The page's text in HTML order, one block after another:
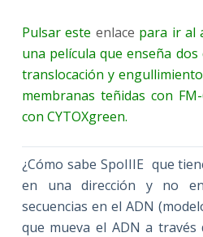
Pulsar este enlace para ir al
una película que enseña
translocación y
membranas teñidas con
con CYTOXgreen.
¿Cómo sabe SpoIIIE que
en una dirección y no
secuencias en el ADN
que mueva el ADN a